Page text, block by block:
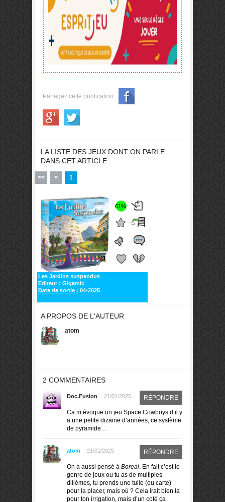
Partagez cette publication
LA LISTE DES JEUX DONT ON PARLE
DANS CET ARTICLE :
<< < 1
61%
Les Jardins suspendus
Editeur : Gigamic
Date de sortie : 04-2025
A PROPOS DE L'AUTEUR
atom
2 COMMENTAIRES
Doc.Fusion 21/01/2025 RÉPONDRE
Ca m’évoque un jeu Space Cowboys d’il y
a une petite dizaine d’années, ce système
de pyramide…
atom 21/01/2025 RÉPONDRE
On a aussi pensé à Boreal. En fait c’est le
genre de jeux ou tu as de multiples
dillémes, tu prends une tuile (ou carte)
pour la placer, mais où ? Cela irait bien la
pour ton irrigation, mais d’un coté ça